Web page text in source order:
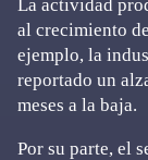
La actividad
al crecimiento
ejemplo, la
reportado un
meses a la baja.
Por su parte, el